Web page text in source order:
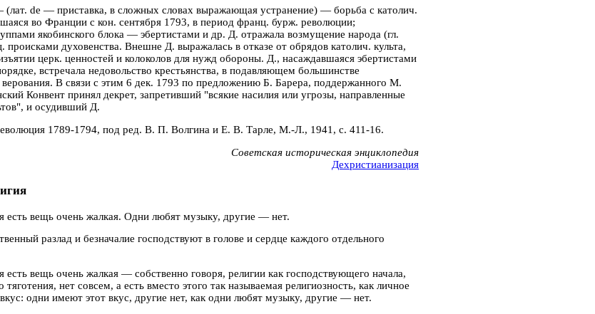
(лат. de — приставка, в сложных словах выражающая устранение) — борьба с католич.
во Франции с кон. сентября 1793, в период франц. бурж. революции;
якобинского блока — эбертистами и др. Д. отражала возмущение народа (гл.
происками духовенства. Внешне Д. выражалась в отказе от обрядов католич. культа,
церк. ценностей и колоколов для нужд обороны. Д., насаждавшаяся эбертистами
встречала недовольство крестьянства, в подавляющем большинстве
верования. В связи с этим 6 дек. 1793 по предложению Б. Барера, поддержанного М.
Конвент принял декрет, запретивший "всякие насилия или угрозы, направленные
и осудивший Д.
1789-1794, под ред. В. П. Волгина и Е. В. Тарле, М.-Л., 1941, с. 411-16.
Советская историческая энциклопедия
Дехристианизация
есть вещь очень жалкая. Одни любят музыку, другие — нет.
разлад и безначалие господствуют в голове и сердце каждого отдельного
есть вещь очень жалкая — собственно говоря, религии какгосподствующего начала,
тяготения, нет совсем, а есть вместо этого так называемая религиозность, как личное
одни имеют этот вкус, другие нет, как одни любят музыку, другие — нет.